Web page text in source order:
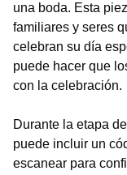
una boda. Esta
familiares y seres
celebran su día
puede hacer que
con la celebración.
Durante la etapa
puede incluir un
escanear para